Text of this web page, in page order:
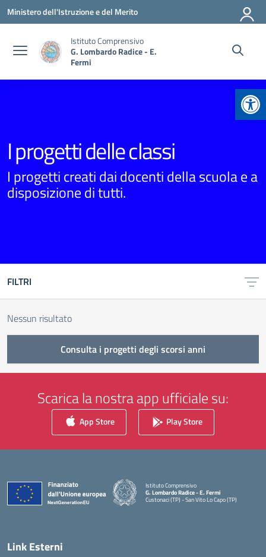
Vai ai contenuti
Vai al menu di navigazione
Vai al footer
Ministero dell'Istruzione e del Merito
Istituto Comprensivo
G. Lombardo Radice - E.
Fermi
I progetti delle classi
I progetti creati dai docenti della scuola e a
disposizione di tutti.
FILTRI
Nessun risultato
Consulta i progetti degli scorsi anni
Scarica la nostra app ufficiale su:
App Store Play Store
Istituto Comprensivo
G. Lombardo Radice - E. Fermi
Custonaci (TP) - San Vito Lo Capo (TP)
— Visita la pagina iniziale della scuola
Link Esterni